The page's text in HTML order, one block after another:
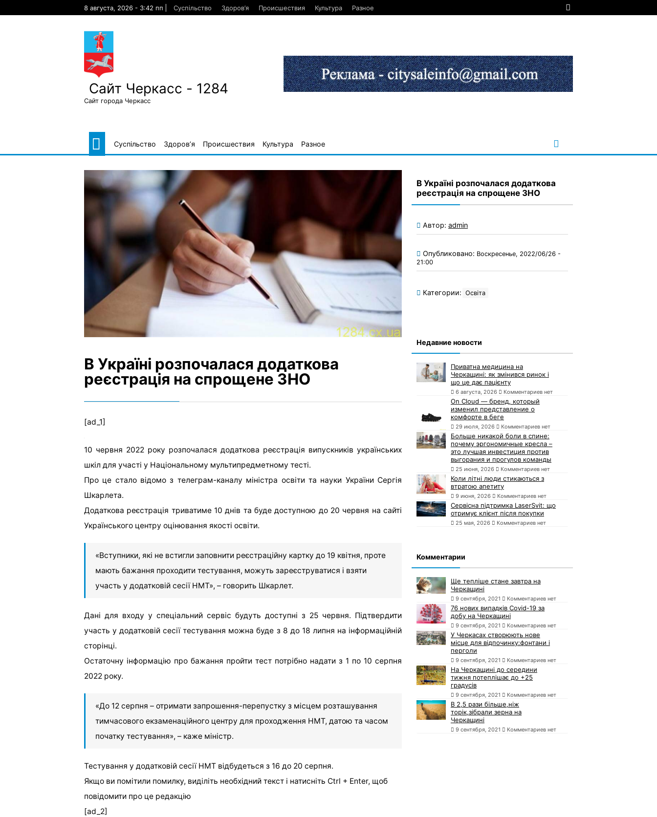
8 августа, 2026 - 3:42 пп Суспільство Здоров’я Происшествия Культура Разное
Сайт Черкасс - 1284
Сайт города Черкасс
Суспільство Здоров’я Происшествия Культура Разное
В Україні розпочалася додаткова
реєстрація на спрощене ЗНО
[ad_1]
10 червня 2022 року розпочалася додаткова реєстрація випускників українських
шкіл для участі у Національному мультипредметному тесті.
Про це стало відомо з телеграм-каналу міністра освіти та науки України Сергія
Шкарлета.
Додаткова реєстрація триватиме 10 днів та буде доступною до 20 червня на сайті
Українського центру оцінювання якості освіти.
«Вступники, які не встигли заповнити реєстраційну картку до 19 квітня, проте
мають бажання проходити тестування, можуть зареєструватися і взяти
участь у додатковій сесії НМТ», – говорить Шкарлет.
Дані для входу у спеціальний сервіс будуть доступні з 25 червня. Підтвердити
участь у додатковій сесії тестування можна буде з 8 до 18 липня на інформаційній
сторінці.
Остаточну інформацію про бажання пройти тест потрібно надати з 1 по 10 серпня
2022 року.
«До 12 серпня – отримати запрошення-перепустку з місцем розташування
тимчасового екзаменаційного центру для проходження НМТ, датою та часом
початку тестування», – каже міністр.
Тестування у додатковій сесії НМТ відбудеться з 16 до 20 серпня.
Якщо ви помітили помилку, виділіть необхідний текст і натисніть Ctrl + Enter, щоб
повідомити про це редакцію
[ad_2]
В Україні розпочалася додаткова
реєстрація на спрощене ЗНО
Автор: admin
Опубликовано: Воскресенье, 2022/06/26 -
21:00
Категории: Освіта
Недавние новости
Приватна медицина на
Черкащині: як змінився ринок і
що це дає пацієнту
6 августа, 2026 Комментариев нет
On Cloud — бренд, который
изменил представление о
комфорте в беге
29 июля, 2026 Комментариев нет
Больше никакой боли в спине:
почему эргономичные кресла –
это лучшая инвестиция против
выгорания и прогулов команды
25 июня, 2026 Комментариев нет
Коли літні люди стикаються з
втратою апетиту
9 июня, 2026 Комментариев нет
Сервісна підтримка LaserSvit: що
отримує клієнт після покупки
25 мая, 2026 Комментариев нет
Комментарии
Ще тепліше стане завтра на
Черкащині
9 сентября, 2021 Комментариев нет
76 нових випадків Covid-19 за
добу на Черкащині
9 сентября, 2021 Комментариев нет
У Черкасах створюють нове
місце для відпочинку:фонтани і
перголи
9 сентября, 2021 Комментариев нет
На Черкащині до середини
тижня потеплішає до +25
градусів
9 сентября, 2021 Комментариев нет
В 2,5 рази більше,ніж
торік,зібрали зерна на
Черкащині
9 сентября, 2021 Комментариев нет